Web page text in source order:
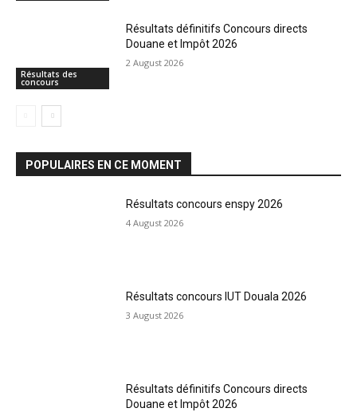
Résultats des
concours
Résultats définitifs Concours directs
Douane et Impôt 2026
2 August 2026
POPULAIRES EN CE MOMENT
Résultats concours enspy 2026
4 August 2026
Résultats concours IUT Douala 2026
3 August 2026
Résultats définitifs Concours directs
Douane et Impôt 2026